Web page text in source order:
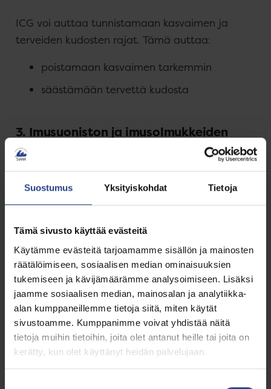
Suostumus Yksityiskohdat Tietoja
Tämä sivusto käyttää evästeitä
Käytämme evästeitä tarjoamamme sisällön ja mainosten
räätälöimiseen, sosiaalisen median ominaisuuksien
tukemiseen ja kävijämäärämme analysoimiseen. Lisäksi
jaamme sosiaalisen median, mainosalan ja analytiikka-
alan kumppaneillemme tietoja siitä, miten käytät
sivustoamme. Kumppanimme voivat yhdistää näitä
tietoja muihin tietoihin, joita olet antanut heille tai joita on
kerätty, kun olet käyttänyt heidän palvelujaan.
ICG voi auttaa tunnistamaan kasvaimen ja
terveiden kudosten rajat. Tämä auttaa:
poistamaan kasvaimen tarkemmin
säästämään tervettä kudosta
3. Imusuoniston ja imusolmukkeiden
kartoitus
visualisoinnin, mikä on hyödyllistä esimerkiksi:
syövän levinneisyyden arvioinnissa
vartijaimusolmukkeiden tunnistamisessa
4. Tähystystoimenpiteiden tarkkuuden
parantaminen
Tähystyksissä (endoskopiassa ja laparoskopiassa)
NIR-ICG tarjoaa lisänäkyvyyttä, mikä helpottaa: